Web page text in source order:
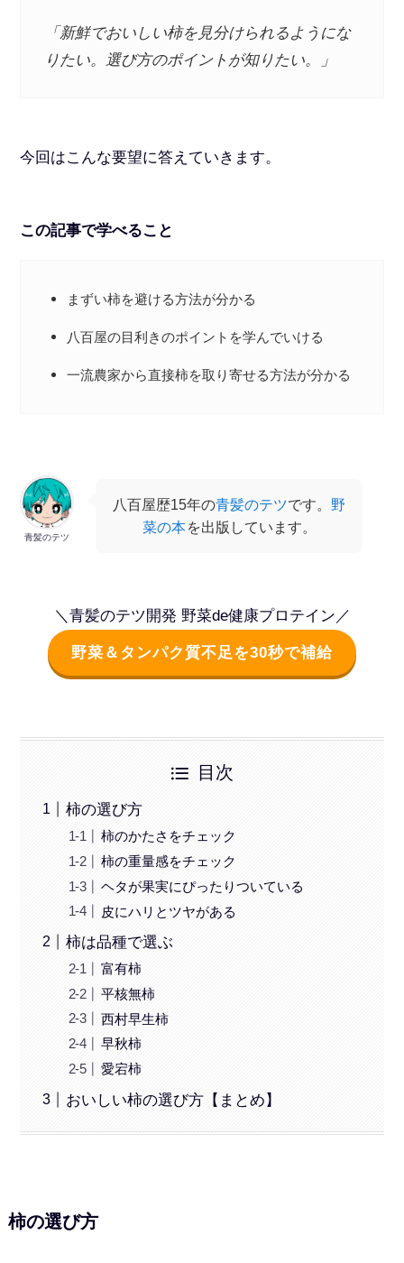
「新鮮でおいしい柿を見分けられるようにな
りたい。選び方のポイントが知りたい。」
今回はこんな要望に答えていきます。
この記事で学べること
まずい柿を避ける方法が分かる
八百屋の目利きのポイントを学んでいける
一流農家から直接柿を取り寄せる方法が分かる
青髪のテツ
八百屋歴15年の青髪のテツです。 野
菜の本を出版しています。
＼青髪のテツ開発 野菜de健康プロテイン／
野菜＆タンパク質不足を30秒で補給
目次
柿の選び方
柿のかたさをチェック
柿の重量感をチェック
ヘタが果実にぴったりついている
皮にハリとツヤがある
柿は品種で選ぶ
富有柿
平核無柿
西村早生柿
早秋柿
愛宕柿
おいしい柿の選び方【まとめ】
柿の選び方